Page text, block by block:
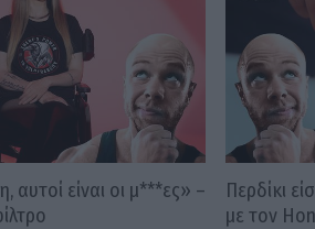
αυτοί είναι οι μ***ες» –
Περδίκι
με τον